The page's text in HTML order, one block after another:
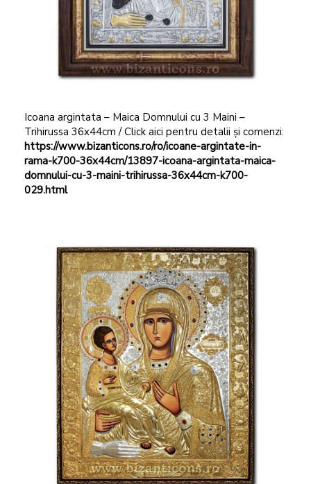
Icoana argintata – Maica Domnului cu 3 Maini –
Trihirussa 36x44cm / Click aici pentru detalii și comenzi:
https://www.bizanticons.ro/ro/icoane-argintate-in-
rama-k700-36x44cm/13897-icoana-argintata-maica-
domnului-cu-3-maini-trihirussa-36x44cm-k700-
029.html